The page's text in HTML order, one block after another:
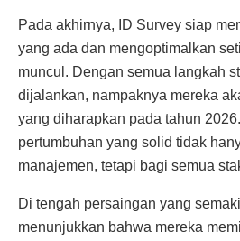
Pada akhirnya, ID Survey siap
yang ada dan mengoptimalkan
muncul. Dengan semua langkah
dijalankan, nampaknya mereka
yang diharapkan pada tahun
pertumbuhan yang solid tidak
manajemen, tetapi bagi semua
Di tengah persaingan yang
menunjukkan bahwa mereka